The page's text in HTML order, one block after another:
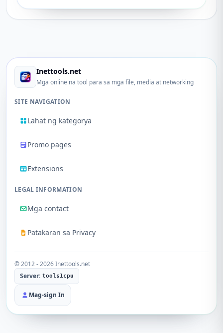
Inettools.net
Mga online na tool para sa mga file, media at networking
SITE NAVIGATION
Lahat ng kategorya
Promo pages
Extensions
LEGAL INFORMATION
Mga contact
Patakaran sa Privacy
© 2012 - 2026 Inettools.net
Server: tools1cpu
Mag-sign In